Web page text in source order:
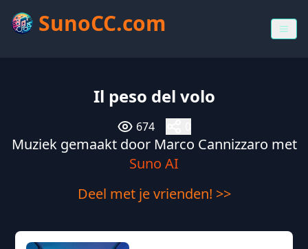
SunoCC.com
Il peso del volo
674
Muziek gemaakt door Marco Cannizzaro met
Suno AI
Deel met je vrienden! >>